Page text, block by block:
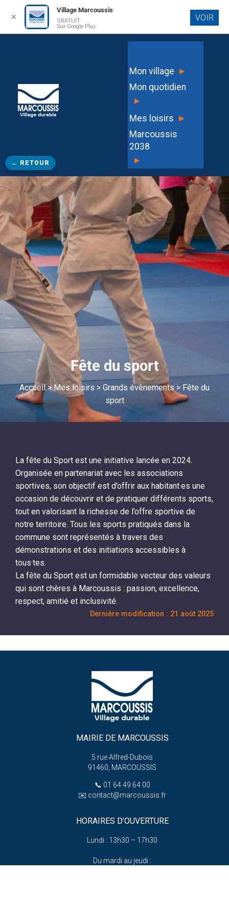
contenu
Mon village ▸
Mon quotidien
▸
Mes loisirs ▸
Marcoussis
2038
▸
Fête du sport
Accueil>Mes loisirs > Grands évènements> Fête du
sport
← RETOUR
La fête du Sport est une initiative lancée en 2024.
Organisée en partenariat avec les associations
sportives, son objectif est d’offrir aux habitant·es une
occasion de découvrir et de pratiquer différents sports,
tout en valorisant la richesse de l’offre sportive de
notre territoire. Tous les sports pratiqués dans la
commune sont représentés à travers des
démonstrations et des initiations accessibles à
tous·tes.
La fête du Sport est un formidable vecteur des valeurs
qui sont chères à Marcoussis : passion, excellence,
respect, amitié et inclusivité.
Dernière modification : 21 août 2025
MAIRIE DE MARCOUSSIS
5 rue Alfred-Dubois
91460, MARCOUSSIS
📞 01 64 49 64 00
✉️ contact@marcoussis.fr
HORAIRES D’OUVERTURE
Lundi : 13h30 – 17h30
Du mardi au jeudi :
✕
Village Marcoussis
GRATUIT
Sur Google Play
VOIR